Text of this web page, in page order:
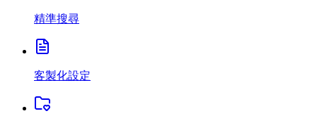
精準搜尋
客製化設定